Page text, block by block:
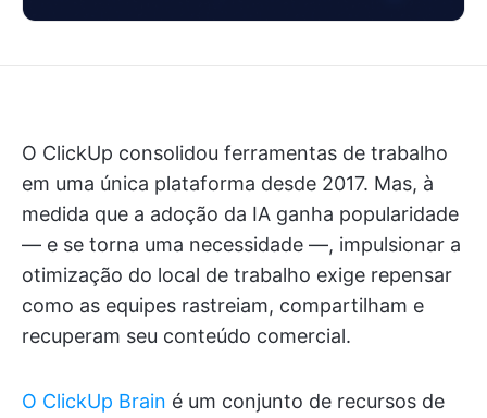
O ClickUp consolidou ferramentas de trabalho
em uma única plataforma desde 2017. Mas, à
medida que a adoção da IA ganha popularidade
— e se torna uma necessidade —, impulsionar a
otimização do local de trabalho exige repensar
como as equipes rastreiam, compartilham e
recuperam seu conteúdo comercial.
O ClickUp Brain é um conjunto de recursos de